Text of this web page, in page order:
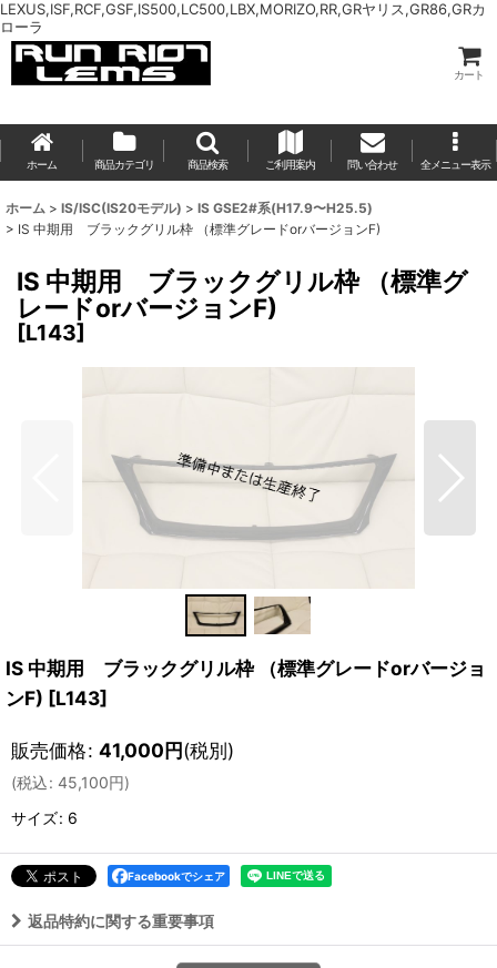
LEXUS,ISF,RCF,GSF,IS500,LC500,LBX,MORIZO,RR,GRヤリス,GR86,GRカ
ローラ
カート
ホーム 商品カテゴリ 商品検索 ご利用案内 問い合わせ 全メニュー表示
ホーム > IS/ISC(IS20モデル) > IS GSE2#系(H17.9〜H25.5)
> IS 中期用 ブラックグリル枠 （標準グレードorバージョンF)
IS 中期用 ブラックグリル枠 （標準グ
レードorバージョンF)
[L143]
IS 中期用 ブラックグリル枠 （標準グレードorバージョ
ンF) [L143]
販売価格: 41,000円(税別)
(税込: 45,100円)
サイズ: 6
Facebookでシェア
返品特約に関する重要事項